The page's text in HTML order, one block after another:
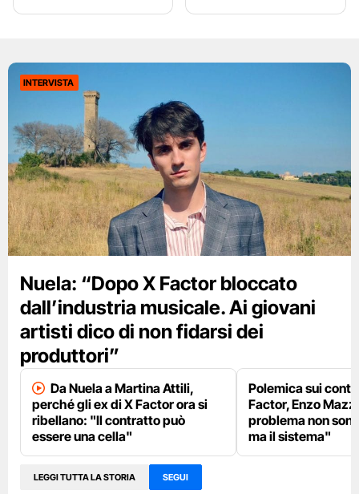
INTERVISTA
Nuela: “Dopo X Factor bloccato
dall’industria musicale. Ai giovani
artisti dico di non fidarsi dei
produttori”
Da Nuela a Martina Attili,
perché gli ex di X Factor ora si
ribellano: "Il contratto può
essere una cella"
Polemica sui
Factor, Enzo
problema non
ma il sistema"
LEGGI TUTTA LA STORIA SEGUI